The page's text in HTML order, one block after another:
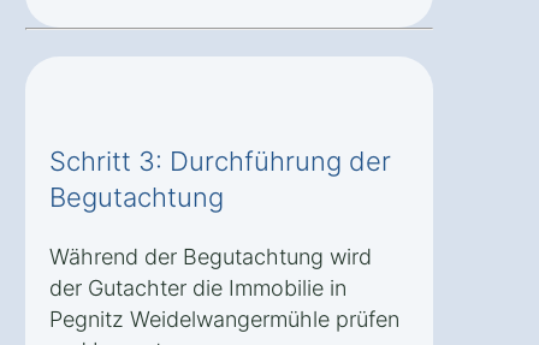
Schritt 3: Durchführung der
Begutachtung
Während der Begutachtung wird
der Gutachter die Immobilie in
Pegnitz Weidelwangermühle prüfen